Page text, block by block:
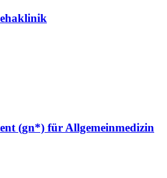
(gn*) für Allgemeinmedizin